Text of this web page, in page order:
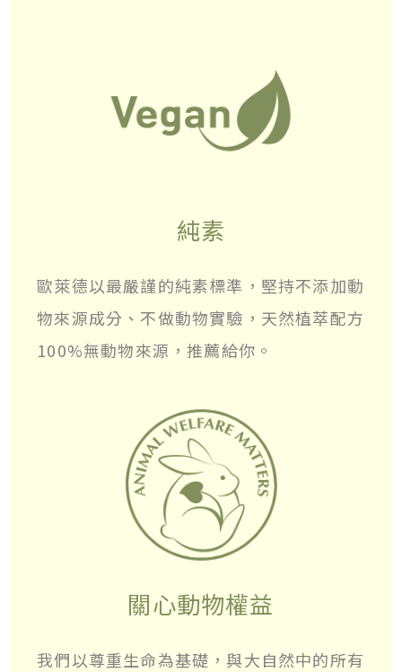
純素
歐萊德以最嚴謹的純素標準，堅持不添加動
物來源成分、不做動物實驗，天然植萃配方
100%無動物來源，推薦給你。
關心動物權益
我們以尊重生命為基礎，與大自然中的所有